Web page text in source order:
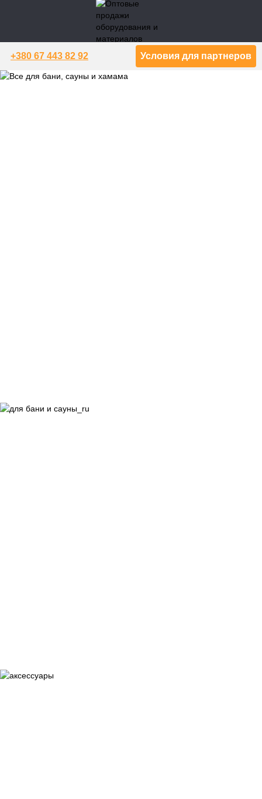
+380 67 443 82 92 Условия для партнеров